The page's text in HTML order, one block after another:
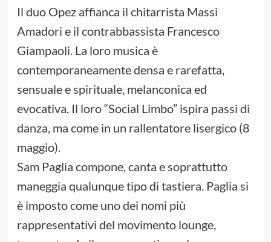
Il duo Opez affianca il chitarrista Massi
Amadori e il contrabbassista Francesco
Giampaoli. La loro musica è
contemporaneamente densa e rarefatta,
sensuale e spirituale, melanconica ed
evocativa. Il loro “Social Limbo” ispira passi di
danza, ma come in un rallentatore lisergico (8
maggio).
Sam Paglia compone, canta e soprattutto
maneggia qualunque tipo di tastiera. Paglia si
è imposto come uno dei nomi più
rappresentativi del movimento lounge,